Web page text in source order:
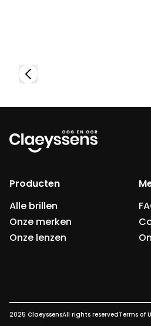
Producten
Alle brillen
Onze merken
Onze lenzen
2025 ClaeyssensAll rights reservedTerms of